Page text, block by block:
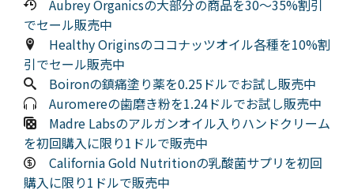
Aubrey Organicsの大部分の商品を30～35%割引
でセール販売中
Healthy Originsのココナッツオイル各種を10%割
引でセール販売中
Boironの鎮痛塗り薬を0.25ドルでお試し販売中
Auromereの歯磨き粉を1.24ドルでお試し販売中
Madre Labsのアルガンオイル入りハンドクリーム
を初回購入に限り1ドルで販売中
California Gold Nutritionの乳酸菌サプリを初回
購入に限り1ドルで販売中